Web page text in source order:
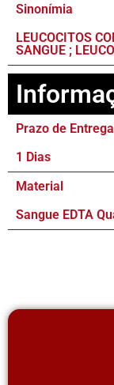
Sinonímia
LEUCOCITOS
SANGUE ;
Prazo de Entrega
1 Dias
Material
Sangue EDTA